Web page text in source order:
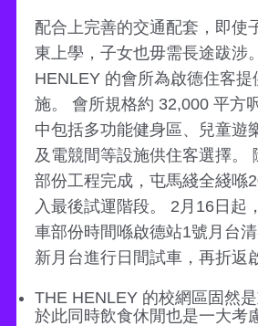
配合上完善的交通配套，即使
東上學，子女也毋需長途跋涉
HENLEY 的會所為啟德住客提
施。 會所規格約 32,000 平方
中包括多功能健身區、兒童遊
及電競間等設施供住客選擇。
部份工程完成，屯馬綫全綫喺
入最後試運階段。 2月16日起
車部份時間喺啟德站1號月台
新月台進行日間試車，再折返
THE HENLEY 的校網區固然
於此同時飲食休閒也是一大考